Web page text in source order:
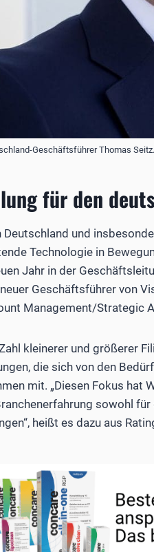
Geschäftsführer Thomas
für den
Deutschland und
Technologie in
Jahr in der
Geschäftsführer von
Management/Strategic
kleinerer und größerer
die sich von den
mit. „Diesen Fokus hat
sowohl
heißt es dazu aus